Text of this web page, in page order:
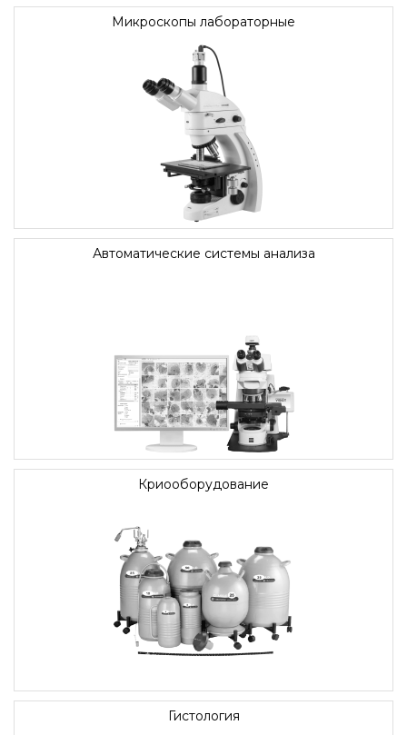
Микроскопы лабораторные
Автоматические системы анализа
Криооборудование
Гистология